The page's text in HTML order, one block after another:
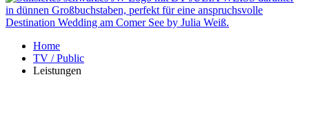
Home
TV / Public
Leistungen